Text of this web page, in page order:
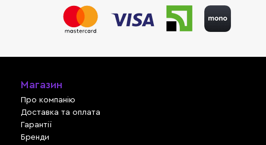
Магазин
Про компанію
Доставка та оплата
Гарантії
Бренди